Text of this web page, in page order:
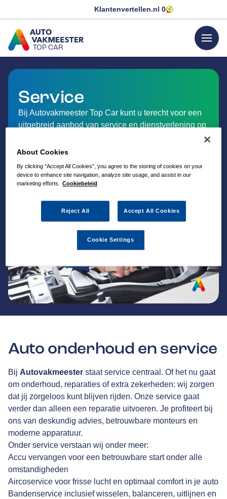
Klantenvertellen.nl 0
TOP CAR
GA NAAR DE HOMEPAGINA
menu
Service
Bij Autovakmeester Top Car kunt u terecht voor een
uitgebreid aanbod van service en dienstverlening op
Auto onderhoud en service
Bij Autovakmeester staat service centraal. Of het nu gaat
om onderhoud, reparaties of extra zekerheden: wij zorgen
dat jij zorgeloos kunt blijven rijden. Onze service gaat
verder dan alleen een reparatie uitvoeren. Je profiteert bij
ons van deskundig advies, betrouwbare monteurs en
moderne apparatuur.
Onder service verstaan wij onder meer:
Accu vervangen voor een betrouwbare start onder alle
omstandigheden
Aircoservice voor frisse lucht en optimaal comfort in je auto
Bandenservice inclusief wisselen, balanceren, uitlijnen en
About Cookies
By clicking “Accept All Cookies”, you agree to the storing of cookies on your
device to enhance site navigation, analyze site usage, and assist in our
marketing efforts.
Cookiebeleid
Reject All Accept All Cookies
Cookie Settings